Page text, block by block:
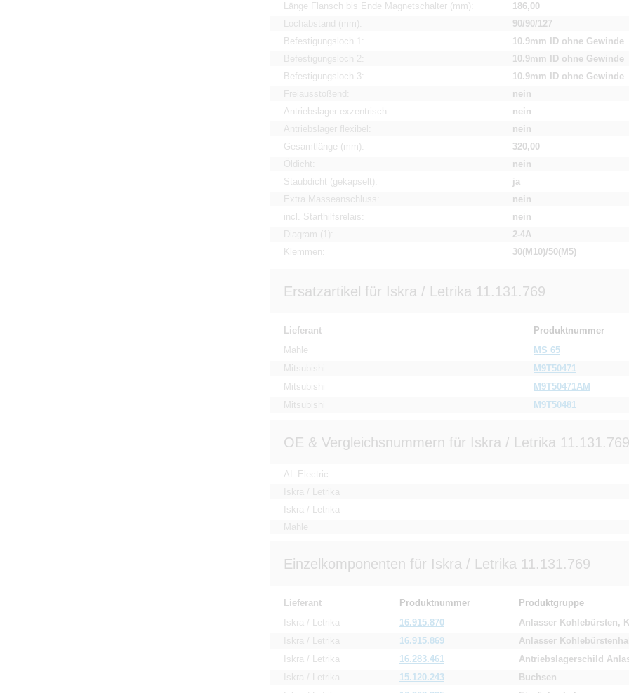
Länge Flansch bis Ende Magnetschalter (mm):
186,00
Lochabstand (mm):
90/90/127
Befestigungsloch 1:
10.9mm ID ohne Gewinde
Befestigungsloch 2:
10.9mm ID ohne Gewinde
Befestigungsloch 3:
10.9mm ID ohne Gewinde
Freiausstoßend:
nein
Antriebslager exzentrisch:
nein
Antriebslager flexibel:
nein
Gesamtlänge (mm):
320,00
Öldicht:
nein
Staubdicht (gekapselt):
ja
Extra Masseanschluss:
nein
incl. Starthilfsrelais:
nein
Diagram (1):
2-4A
Klemmen:
30(M10)/50(M5)
Ersatzartikel für Iskra / Letrika 11.131.769
Lieferant Produktnummer
Mahle
MS 65
Mitsubishi
M9T50471
Mitsubishi
M9T50471AM
Mitsubishi
M9T50481
OE & Vergleichsnummern für Iskra / Letrika 11.131.769
AL-Electric
Iskra / Letrika
Iskra / Letrika
Mahle
Einzelkomponenten für Iskra / Letrika 11.131.769
Lieferant Produktnummer Produktgruppe
Iskra / Letrika
16.915.870
Anlasser Kohlebürsten,
Iskra / Letrika
16.915.869
Anlasser
Iskra / Letrika
16.283.461
Antriebslagerschild
Iskra / Letrika
15.120.243
Buchsen